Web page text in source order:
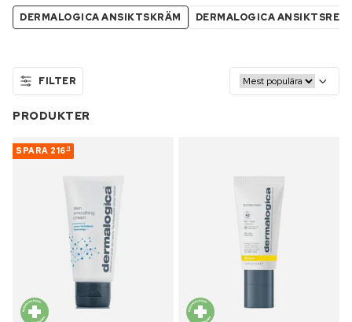
DERMALOGICA ANSIKTSKRÄM DERMALOGICA
FILTER
PRODUKTER
SPARA 216 11